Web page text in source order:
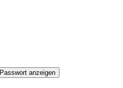
Passwort anzeigen